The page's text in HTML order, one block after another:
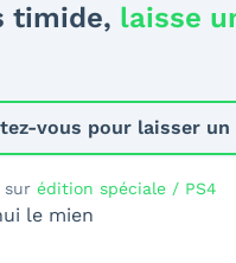
timide, laisse
vous pour laisser
sur édition spéciale / PS4
le mien